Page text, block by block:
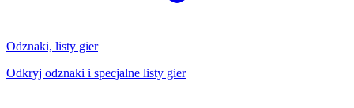
Odznaki, listy gier
Odkryj odznaki i specjalne listy gier